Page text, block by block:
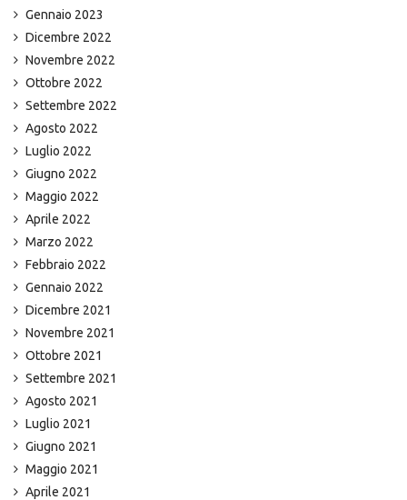
Gennaio 2023
Dicembre 2022
Novembre 2022
Ottobre 2022
Settembre 2022
Agosto 2022
Luglio 2022
Giugno 2022
Maggio 2022
Aprile 2022
Marzo 2022
Febbraio 2022
Gennaio 2022
Dicembre 2021
Novembre 2021
Ottobre 2021
Settembre 2021
Agosto 2021
Luglio 2021
Giugno 2021
Maggio 2021
Aprile 2021